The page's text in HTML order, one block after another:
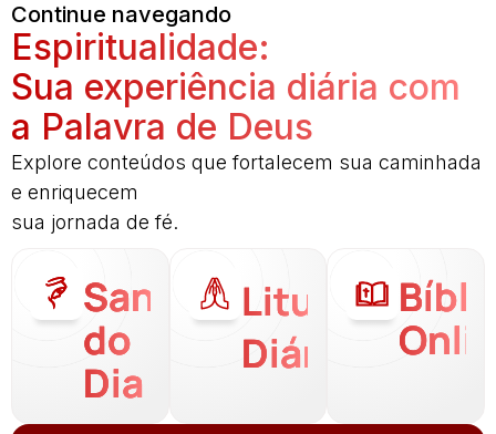
Continue navegando
Espiritualidade:
Sua experiência diária com
a Palavra de Deus
Explore conteúdos que fortalecem sua caminhada
e enriquecem
sua jornada de fé.
Santo
do
Dia
Liturgia
Diária